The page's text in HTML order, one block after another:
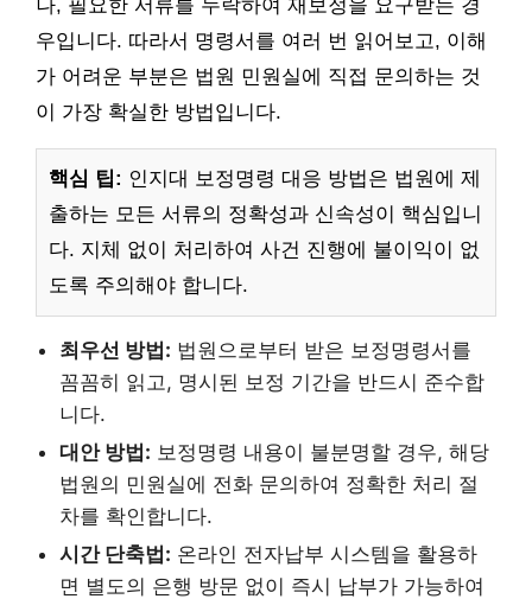
나, 필요한 서류를 누락하여 재보정을 요구받는 경
우입니다. 따라서 명령서를 여러 번 읽어보고, 이해
가 어려운 부분은 법원 민원실에 직접 문의하는 것
이 가장 확실한 방법입니다.
핵심 팁: 인지대 보정명령 대응 방법은 법원에 제
출하는 모든 서류의 정확성과 신속성이 핵심입니
다. 지체 없이 처리하여 사건 진행에 불이익이 없
도록 주의해야 합니다.
최우선 방법: 법원으로부터 받은 보정명령서를
꼼꼼히 읽고, 명시된 보정 기간을 반드시 준수합
니다.
대안 방법: 보정명령 내용이 불분명할 경우, 해당
법원의 민원실에 전화 문의하여 정확한 처리 절
차를 확인합니다.
시간 단축법: 온라인 전자납부 시스템을 활용하
면 별도의 은행 방문 없이 즉시 납부가 가능하여